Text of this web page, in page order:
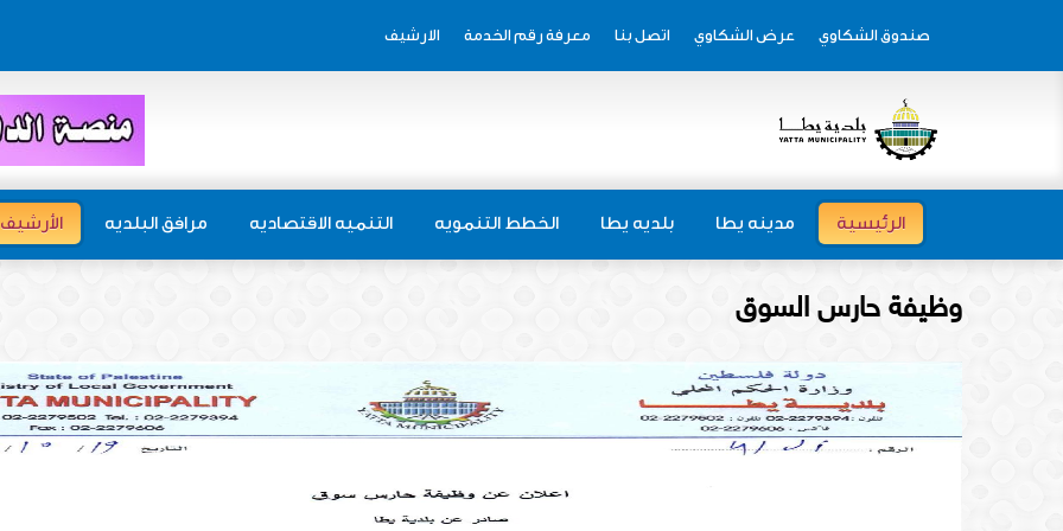
صندوق الشكاوي عرض الشكاوي اتصل بنا معرفة رقم الخدمة الارشيف
الرئيسية مدينه يطا بلديه يطا الخطط التنمويه التنميه الاقتصاديه مرافق البلديه الأرشيف
وظيفة حارس السوق